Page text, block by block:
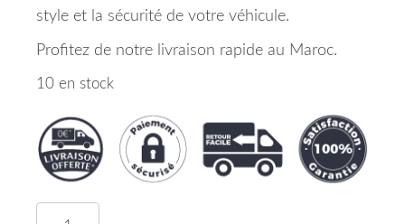
style et la sécurité de votre véhicule.
Profitez de notre livraison rapide au Maroc.
10 en stock